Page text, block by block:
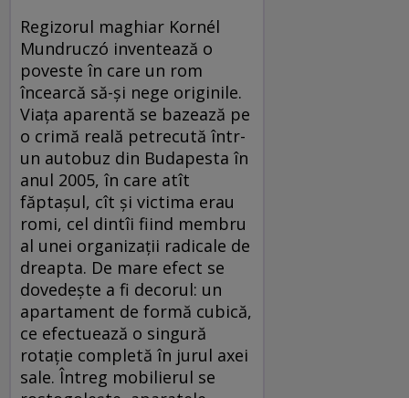
Regizorul maghiar Kornél
Mundruczó inventează o
poveste în care un rom
încearcă să-și nege originile.
Viața aparentă se bazează pe
o crimă reală petrecută într-
un autobuz din Budapesta în
anul 2005, în care atît
făptașul, cît și victima erau
romi, cel dintîi fiind membru
al unei organizații radicale de
dreapta. De mare efect se
dovedește a fi decorul: un
apartament de formă cubică,
ce efectuează o singură
rotație completă în jurul axei
sale. Întreg mobilierul se